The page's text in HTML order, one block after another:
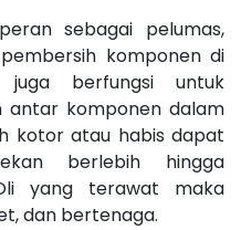
sebagai pelumas,
komponen di
berfungsi untuk
antar komponen dalam
kotor atau habis dapat
berlebih hingga
yang terawat maka
dan bertenaga.